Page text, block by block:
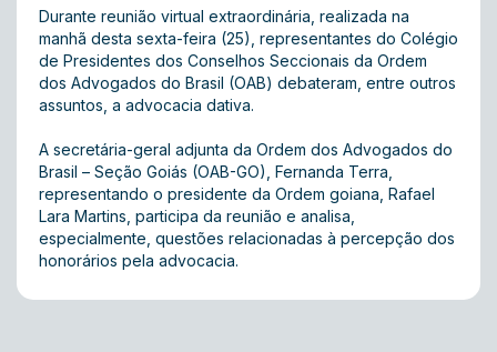
Durante reunião virtual extraordinária, realizada na
manhã desta sexta-feira (25), representantes do Colégio
de Presidentes dos Conselhos Seccionais da Ordem
dos Advogados do Brasil (OAB) debateram, entre outros
assuntos, a advocacia dativa.
A secretária-geral adjunta da Ordem dos Advogados do
Brasil – Seção Goiás (OAB-GO), Fernanda Terra,
representando o presidente da Ordem goiana, Rafael
Lara Martins, participa da reunião e analisa,
especialmente, questões relacionadas à percepção dos
honorários pela advocacia.